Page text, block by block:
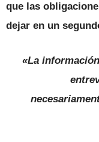
que las
dejar en un
«La